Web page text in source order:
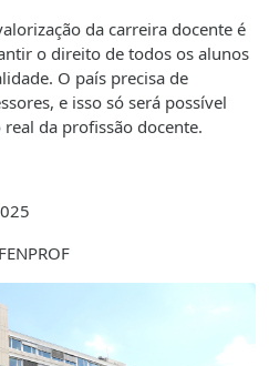
da carreira docente é
o direito de todos os alunos
O país precisa de
e isso só será possível
da profissão docente.